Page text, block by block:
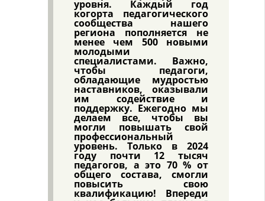
уровня. Каждый год
когорта педагогического
сообщества нашего
региона пополняется не
менее чем 500 новыми
молодыми
специалистами. Важно,
чтобы педагоги,
обладающие мудростью
наставников, оказывали
им содействие и
поддержку. Ежегодно мы
делаем все, чтобы вы
могли повышать свой
профессиональный
уровень. Только в 2024
году почти 12 тысяч
педагогов, а это 70 % от
общего состава, смогли
повысить свою
квалификацию! Впереди